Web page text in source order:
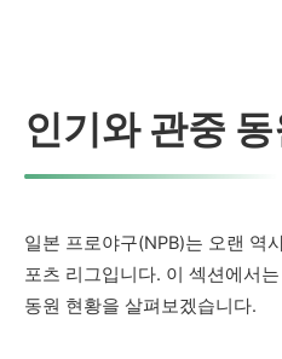
인기와 관중
일본 프로야구(NPB)는 오랜 역
포츠 리그입니다. 이 섹션에서
동원 현황을 살펴보겠습니다.